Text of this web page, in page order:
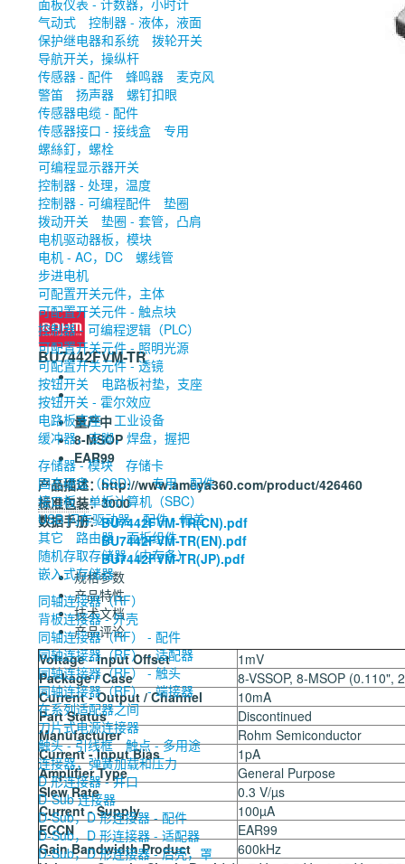
面板仪表 - 计数器，小时计
气动式
控制器 - 液体，液面
保护继电器和系统
拨轮开关
导航开关，操纵杆
传感器 - 配件
蜂鸣器
麦克风
警笛
扬声器
螺钉扣眼
传感器电缆 - 配件
传感器接口 - 接线盒
专用
螺絲釘，螺栓
可编程显示器开关
控制器 - 处理，温度
控制器 - 可编程配件
垫圈
拨动开关
垫圈 - 套管，凸肩
电机驱动器板，模块
电机 - AC，DC
螺线管
步进电机
可配置开关元件，主体
可配置开关元件 - 触点块
控制器 - 可编程逻辑（PLC）
可配置开关元件 - 照明光源
可配置开关元件 - 透镜
按钮开关
电路板衬垫，支座
按钮开关 - 霍尔效应
电路板支座
工业设备
缓冲器，支脚，焊盘，握把
存储器 - 模块
存储卡
固态硬盘（SSD）
专用
配件
接口板
单板计算机（SBC）
USB 闪存驱动器
配件 - 帽盖
其它
路由器
面板组件
随机存取存储器（内存条）
嵌入式存储器
同轴连接器（RF）
背板连接器 - 外壳
同轴连接器（RF） - 配件
同轴连接器（RF） - 适配器
同轴连接器（RF） - 触头
同轴连接器（RF） - 端接器
在系列适配器之间
刀片式电源连接器
触头 - 引线框
触点 - 多用途
连接器，弹簧加载和压力
D 形连接器 - 并口
D-Sub 连接器
D-Sub，D 形连接器 - 配件
D-Sub，D 形连接器 - 适配器
D-Sub，D 形连接器 - 后壳，罩
BU7442FVM-TR
量产中
8-MSOP
EAR99
产品描述：http://www.ameya360.com/product/426460
标准包装：3000
数据手册：BU7442FVM-TR(CN).pdf
BU7442FVM-TR(EN).pdf
BU7442FVM-TR(JP).pdf
规格参数
产品特性
技术文档
产品评论
Voltage - Input Offset
1mV
Package / Case
8-VSSOP, 8-MSOP (0.110",
Current - Output / Channel
10mA
Part Status
Discontinued
Manufacturer
Rohm Semiconductor
Current - Input Bias
1pA
Amplifier Type
General Purpose
Slew Rate
0.3 V/µs
Current - Supply
100µA
ECCN
EAR99
Gain Bandwidth Product
600kHz